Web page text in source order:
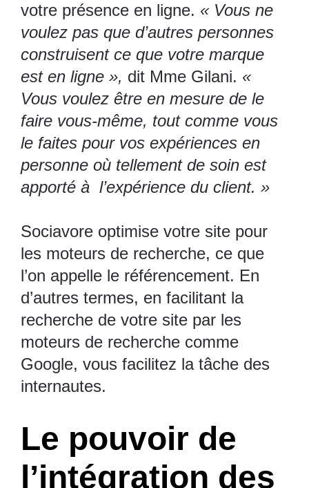
votre présence en ligne. « Vous ne
voulez pas que d’autres personnes
construisent ce que votre marque
est en ligne », dit Mme Gilani. «
Vous voulez être en mesure de le
faire vous-même, tout comme vous
le faites pour vos expériences en
personne où tellement de soin est
apporté à l’expérience du client. »
Sociavore optimise votre site pour
les moteurs de recherche, ce que
l’on appelle le référencement. En
d’autres termes, en facilitant la
recherche de votre site par les
moteurs de recherche comme
Google, vous facilitez la tâche des
internautes.
Le pouvoir de
l’intégration des